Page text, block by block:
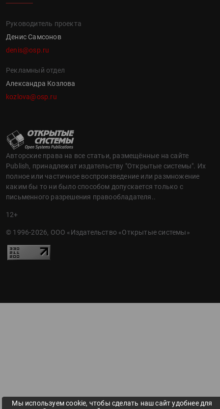
Руководитель проекта
Денис Самсонов
denis@osp.ru
Рекламный отдел
Александра Козлова
kozlova@osp.ru
Авторские права на все статьи, размещённые на сайте
Publish, принадлежат издательству "Открытые системы". Их
полное или частичное воспроизведение или размножение
каким бы то ни было способом допускается только с
письменного разрешения правообладателя..
12+
© 1996-2026, ООО «Издательство «Открытые системы»
Мы используем cookie, чтобы сделать наш сайт удобнее для